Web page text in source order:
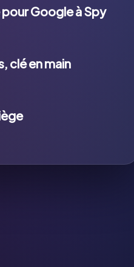
Google à Spy
clé en main